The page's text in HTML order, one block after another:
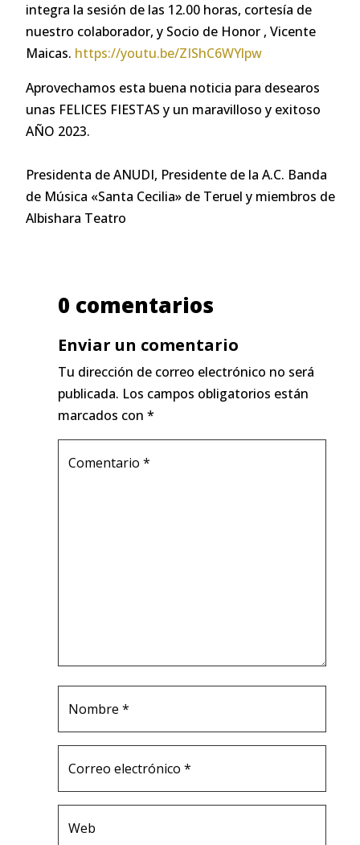
integra la sesión de las 12.00 horas, cortesía de
nuestro colaborador, y Socio de Honor , Vicente
Maicas. https://youtu.be/ZIShC6WYlpw
Aprovechamos esta buena noticia para desearos
unas FELICES FIESTAS y un maravilloso y exitoso
AÑO 2023.
Presidenta de ANUDI, Presidente de la A.C. Banda
de Música «Santa Cecilia» de Teruel y miembros de
Albishara Teatro
0 comentarios
Enviar un comentario
Tu dirección de correo electrónico no será
publicada. Los campos obligatorios están
marcados con *